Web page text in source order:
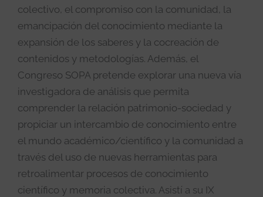
colectivo, el compromiso con la comunidad, la
emancipación del conocimiento mediante la
expansión de los saberes y la cocreación de
contenidos y metodologías. Además, el
Congreso SOPA pretende explorar una nueva vía
investigadora de análisis que permita
comprender la relación patrimonio-sociedad y
propiciar un intercambio de conocimiento entre
el mundo académico/científico y la comunidad a
través del uso de nuevas herramientas para
retroalimentar procesos de conocimiento
científico y memoria colectiva. Asistí a su IX